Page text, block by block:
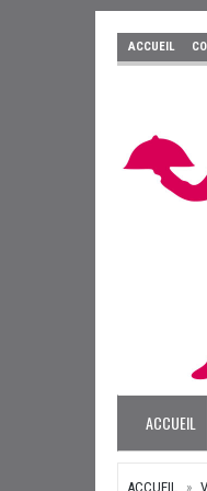
ACCUEIL
ACCUEIL
ACCUEIL